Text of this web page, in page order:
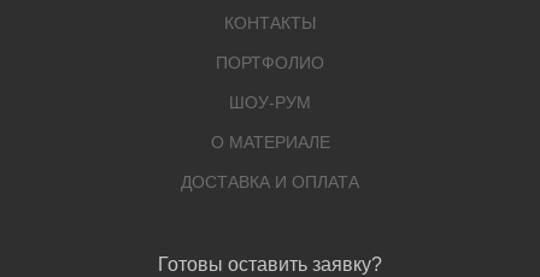
Готовы оставить заявку?
КОНТАКТЫ
ПОРТФОЛИО
ШОУ-РУМ
О МАТЕРИАЛЕ
ДОСТАВКА И ОПЛАТА